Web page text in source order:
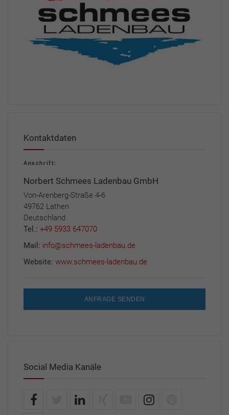
Kontaktdaten
Anschrift:
Norbert Schmees Ladenbau GmbH
Von-Arenberg-Straße 4-6
49762 Lathen
Deutschland
Tel.: +49 5933 647070
Mail: info@schmees-ladenbau.de
Website: www.schmees-ladenbau.de
ANFRAGE SENDEN
Social Media Kanäle